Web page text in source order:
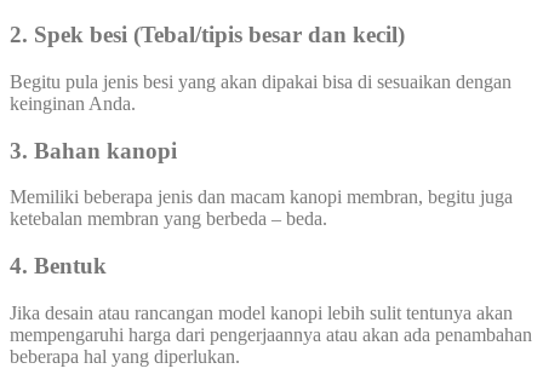
2. Spek besi (Tebal/tipis besar dan kecil)
Begitu pula jenis besi yang akan dipakai bisa di sesuaikan dengan
keinginan Anda.
3. Bahan kanopi
Memiliki beberapa jenis dan macam kanopi membran, begitu juga
ketebalan membran yang berbeda – beda.
4. Bentuk
Jika desain atau rancangan model kanopi lebih sulit tentunya akan
mempengaruhi harga dari pengerjaannya atau akan ada penambahan
beberapa hal yang diperlukan.